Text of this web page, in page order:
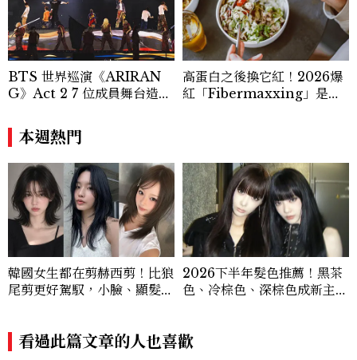
BTS 世界巡演《ARIRAN
G》Act 2 7 位成員舞台造型
高蛋白之後換它紅！2026爆
紅「Fibermaxxing」是什
本週熱門
韓國女生都在剪赫西剪！比狼
尾剪更好駕馭，小臉、顯髮量
2026下半年髮色推薦！黑茶
色、冷棕色、深棕色成新主
看過此篇文章的人也喜歡